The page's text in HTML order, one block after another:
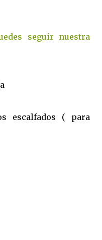
seguir nuestra
escalfados ( para